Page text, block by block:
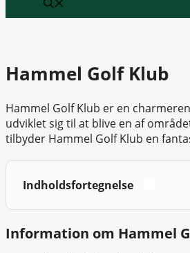
Hammel Golf Klub
Hammel Golf Klub er en
udviklet sig til at blive en af
tilbyder Hammel Golf Klub en
Indholdsfortegnelse
Information om Hammel